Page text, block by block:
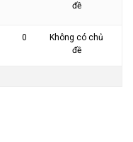
đề
0
Không có chủ
đề